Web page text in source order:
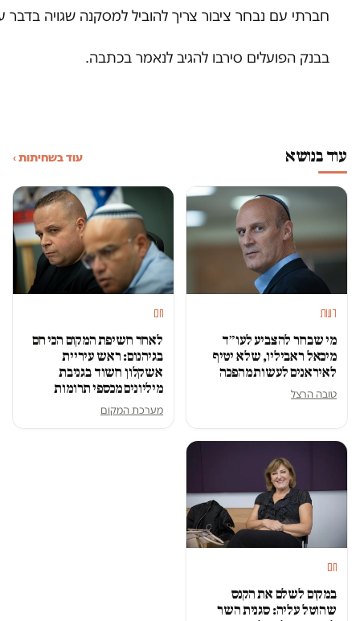
חברתי עם נבחר ציבור צריך להוביל למסקנה שגויה בדבר
בבנק הפועלים סירבו להגיב לנאמר בכתבה.
עוד בנושא עוד בשחיתות ›
דעות
מי שבחר להצביע לעו״ד
מיכאל ראביליו, שלא יטיף
לאיראנים לעשות מהפכה
טובה הרצל
חם
לאחר חשיפת המקום הכי חם
בגיהנום: ראש עיריית
אשקלון חשוד בגניבת
מיליונים מכספי תרומות
מערכת המקום
חם
במקום לשלם את הקנס
שהוטל עליה: סגנית השר